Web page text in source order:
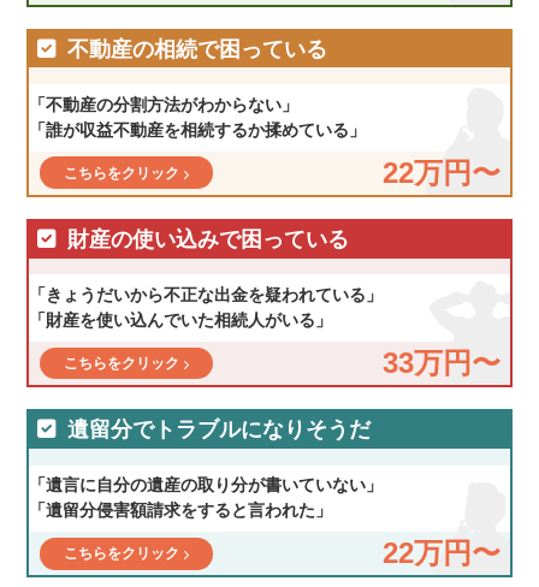
不動産の相続で困っている
「不動産の分割方法がわからない」
「誰が収益不動産を相続するか揉めている」
22万円〜
こちらをクリック
財産の使い込みで困っている
「きょうだいから不正な出金を疑われている」
「財産を使い込んでいた相続人がいる」
33万円〜
こちらをクリック
遺留分でトラブルになりそうだ
「遺言に自分の遺産の取り分が書いていない」
「遺留分侵害額請求をすると言われた」
22万円〜
こちらをクリック